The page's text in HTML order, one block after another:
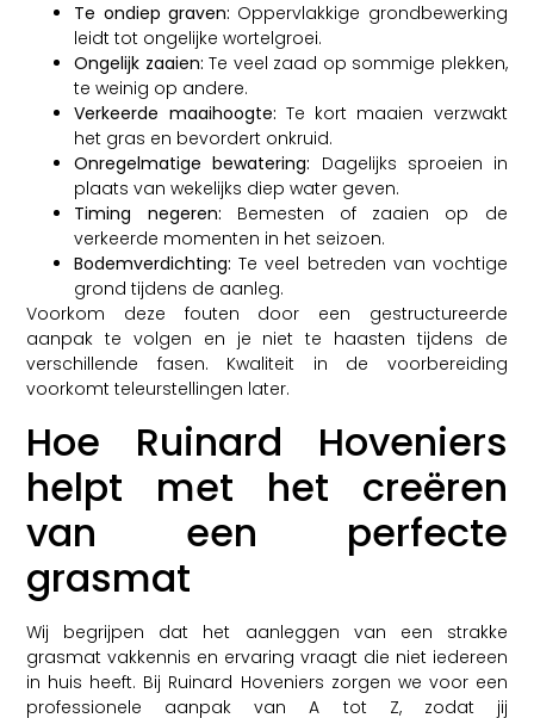
Te ondiep graven: Oppervlakkige grondbewerking
leidt tot ongelijke wortelgroei.
Ongelijk zaaien: Te veel zaad op sommige plekken,
te weinig op andere.
Verkeerde maaihoogte: Te kort maaien verzwakt
het gras en bevordert onkruid.
Onregelmatige bewatering: Dagelijks sproeien in
plaats van wekelijks diep water geven.
Timing negeren: Bemesten of zaaien op de
verkeerde momenten in het seizoen.
Bodemverdichting: Te veel betreden van vochtige
grond tijdens de aanleg.
Voorkom deze fouten door een gestructureerde
aanpak te volgen en je niet te haasten tijdens de
verschillende fasen. Kwaliteit in de voorbereiding
voorkomt teleurstellingen later.
Hoe Ruinard Hoveniers
helpt met het creëren
van een perfecte
grasmat
Wij begrijpen dat het aanleggen van een strakke
grasmat vakkennis en ervaring vraagt die niet iedereen
in huis heeft. Bij Ruinard Hoveniers zorgen we voor een
professionele aanpak van A tot Z, zodat jij